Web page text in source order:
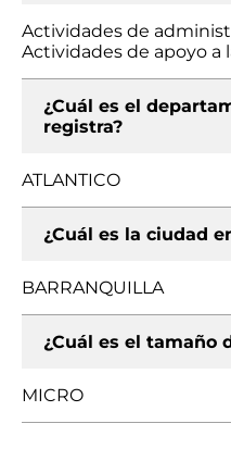
Actividades de
Actividades de apoyo a
¿Cuál es el
registra?
ATLANTICO
¿Cuál es la ciudad
BARRANQUILLA
¿Cuál es el tamaño
MICRO